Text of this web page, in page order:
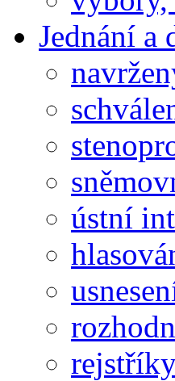
Jednání a
ústní